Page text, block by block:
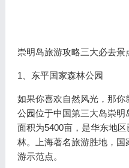
崇明岛旅游攻略三大必去景
1、东平国家森林公园
如果你喜欢自然风光，那
公园位于中国第三大岛崇明
面积为5400亩，是华东地
林。上海著名旅游胜地，
游示范点。